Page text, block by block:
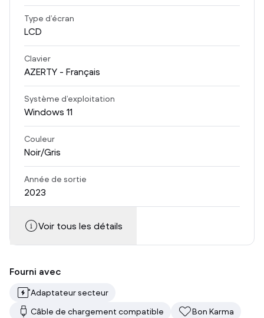
Type d’écran
LCD
Clavier
AZERTY - Français
Système d’exploitation
Windows 11
Couleur
Noir/Gris
Année de sortie
2023
Voir tous les détails
Fourni avec
Adaptateur secteur
Câble de chargement compatible
Bon Karma